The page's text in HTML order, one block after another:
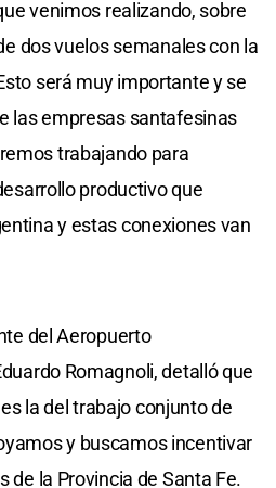
venimos realizando, sobre
dos vuelos semanales con la
será muy importante y se
las empresas santafesinas
trabajando para
productivo que
y estas conexiones van
del Aeropuerto
Romagnoli, detalló que
la del trabajo conjunto de
y buscamos incentivar
de la Provincia de Santa Fe.